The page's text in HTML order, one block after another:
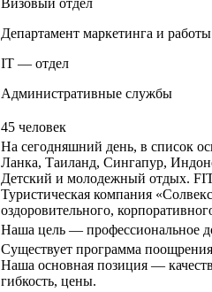
Визовый отдел
Департамент маркетинга и
IT — отдел
Административные службы
45 человек
На сегодняшний день, в список
Ланка, Таиланд, Сингапур,
Детский и молодежный отдых.
Туристическая компания
оздоровительного,
Наша цель — профессиональное
Существует программа
Наша основная позиция —
гибкость, цены.